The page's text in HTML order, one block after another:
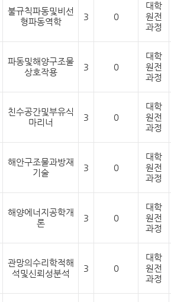
불규칙파동및비선
형파동역학
3 0
대학
원전
과정
파동및해양구조물
상호작용
3 0
대학
원전
과정
친수공간및부유식
마리너
3 0
대학
원전
과정
해안구조물과방재
기술
3 0
대학
원전
과정
해양에너지공학개
론
3 0
대학
원전
과정
관망의수리학적해
석및신뢰성분석
3 0
대학
원전
과정